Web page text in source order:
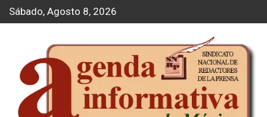
Sábado, Agosto 8, 2026